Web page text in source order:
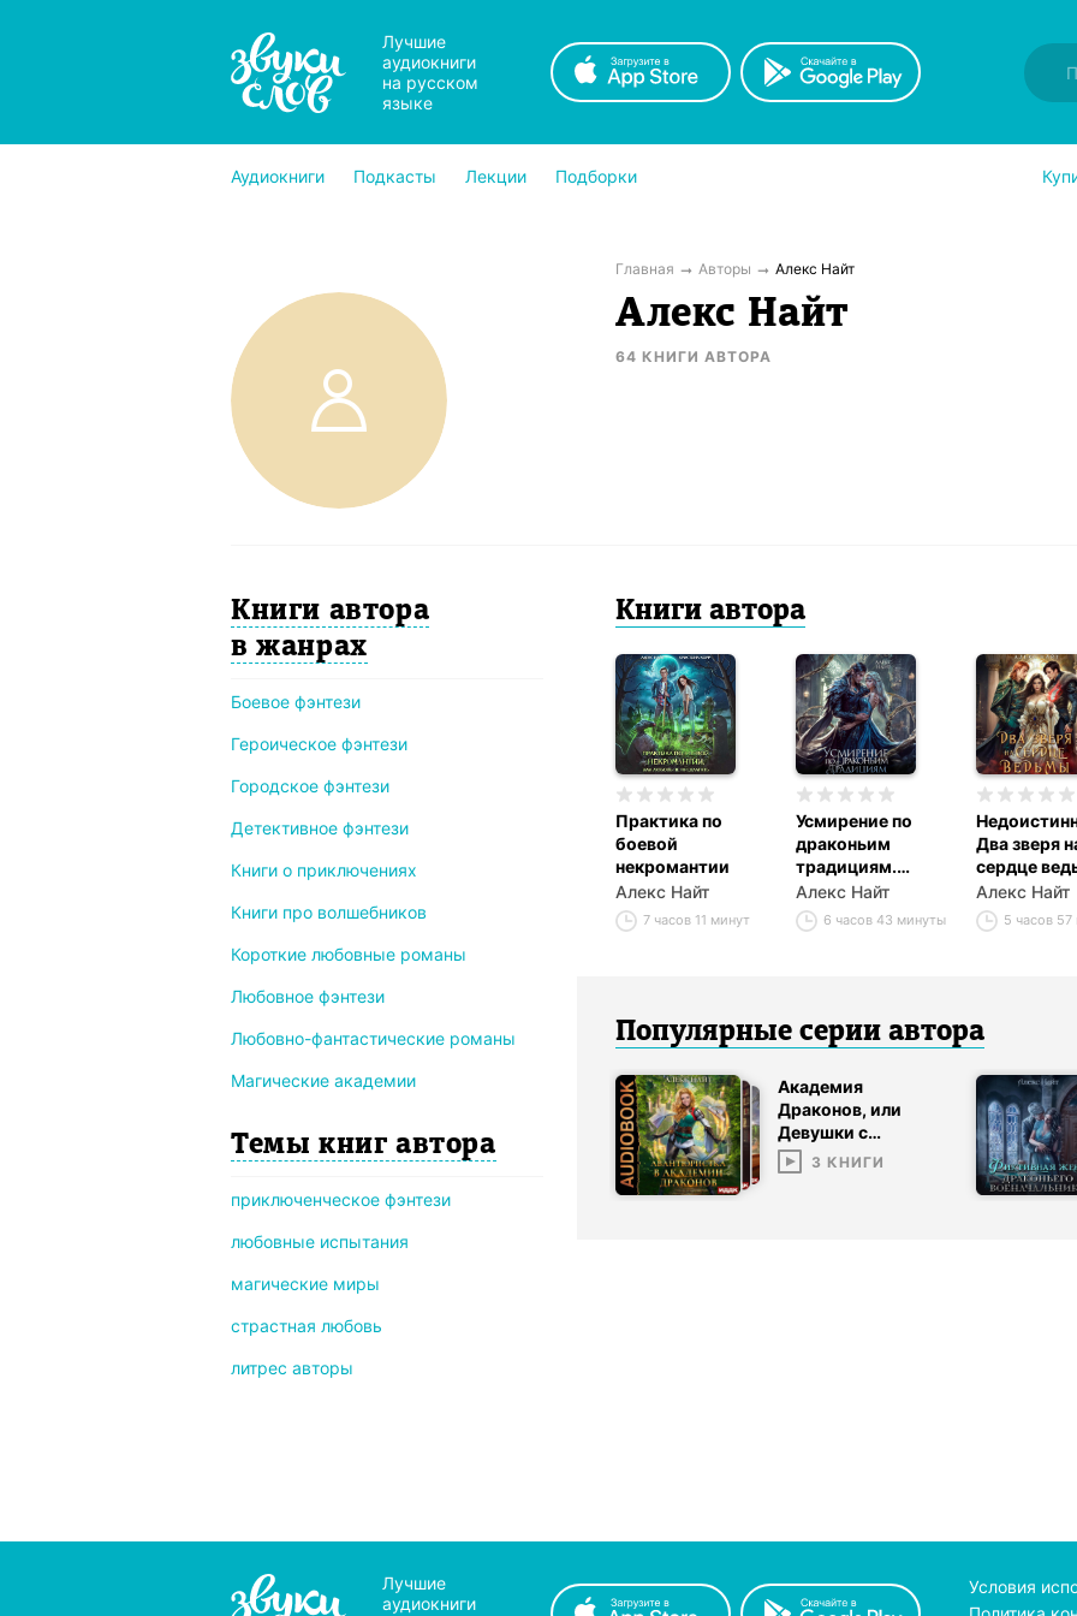
Лучшие
аудиокниги
на русском
языке
Аудиокниги Подкасты Лекции Подборки
Главная Авторы Алекс Найт
Алекс Найт
64 КНИГИ АВТОРА
Книги автора
в жанрах
Боевое фэнтези
Героическое фэнтези
Городское фэнтези
Детективное фэнтези
Книги о приключениях
Книги про волшебников
Короткие любовные романы
Любовное фэнтези
Любовно-фантастические романы
Магические академии
Темы книг автора
приключенческое фэнтези
любовные испытания
магические миры
страстная любовь
литрес авторы
Книги автора
Практика по
боевой
некромантии
Алекс Найт
7 часов 11 минут
Усмирение по
драконьим
традициям.
Злодейка для
эбонитового
лорда
Алекс Найт
6 часов 43 минуты
Два зверя
сердце
Алекс Найт
5 часов 57
Популярные серии автора
Академия
Драконов, или
Девушки с
секретом
3 КНИГИ
Лучшие
аудиокниги
Условия